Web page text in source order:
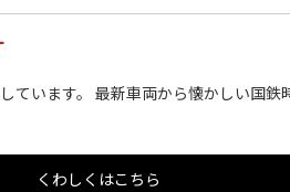
ています。 最新車両から懐かしい国
くわしくはこちら